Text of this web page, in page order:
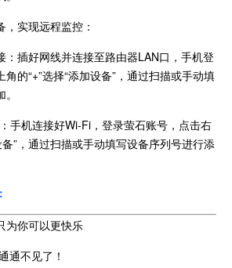
实现远程监控：
：插好网线并连接至路由器LAN口，手机登
的“+”选择“添加设备”，通过扫描或手动填
手机连接好Wi-Fi，登录萤石账号，点击右
备”，通过扫描或手动填写设备序列号进行添
为你可以更快乐
通不见了！